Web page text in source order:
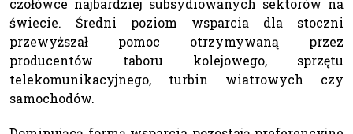
czołówce najbardziej subsydiowanych sektorów na
świecie. Średni poziom wsparcia dla stoczni
przewyższał pomoc otrzymywaną przez
producentów taboru kolejowego, sprzętu
telekomunikacyjnego, turbin wiatrowych czy
samochodów.